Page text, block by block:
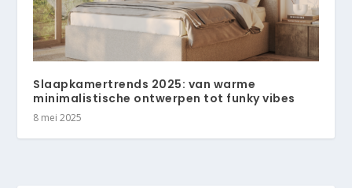
Slaapkamertrends 2025: van warme
minimalistische ontwerpen tot funky vibes
8 mei 2025